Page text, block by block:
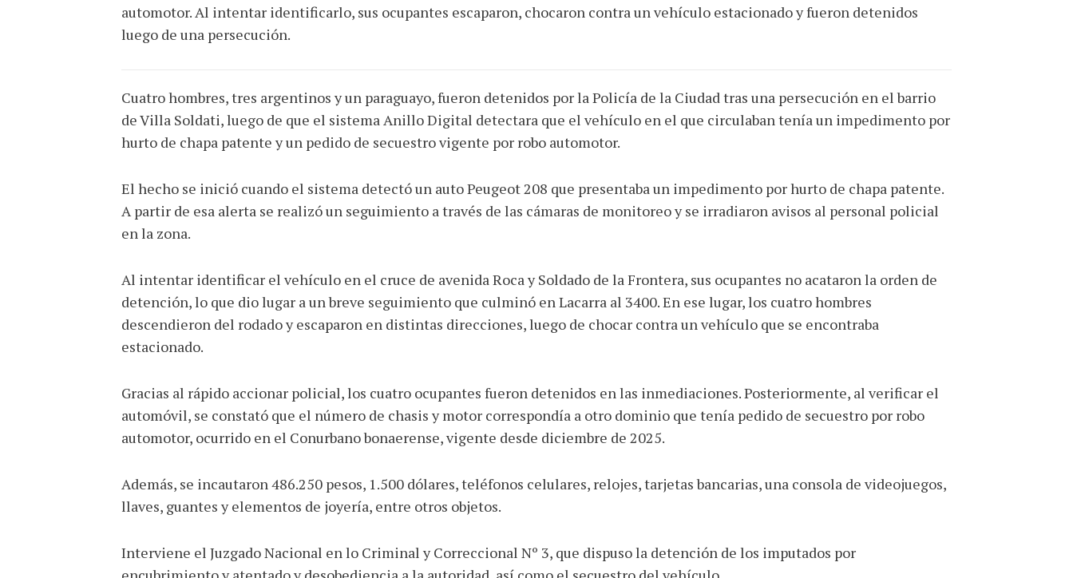
automotor. Al intentar identificarlo, sus ocupantes escaparon, chocaron contra un vehículo estacionado y fueron detenidos
luego de una persecución.
Cuatro hombres, tres argentinos y un paraguayo, fueron detenidos por la Policía de la Ciudad tras una persecución en el barrio
de Villa Soldati, luego de que el sistema Anillo Digital detectara que el vehículo en el que circulaban tenía un impedimento por
hurto de chapa patente y un pedido de secuestro vigente por robo automotor.
El hecho se inició cuando el sistema detectó un auto Peugeot 208 que presentaba un impedimento por hurto de chapa patente.
A partir de esa alerta se realizó un seguimiento a través de las cámaras de monitoreo y se irradiaron avisos al personal policial
en la zona.
Al intentar identificar el vehículo en el cruce de avenida Roca y Soldado de la Frontera, sus ocupantes no acataron la orden de
detención, lo que dio lugar a un breve seguimiento que culminó en Lacarra al 3400. En ese lugar, los cuatro hombres
descendieron del rodado y escaparon en distintas direcciones, luego de chocar contra un vehículo que se encontraba
estacionado.
Gracias al rápido accionar policial, los cuatro ocupantes fueron detenidos en las inmediaciones. Posteriormente, al verificar el
automóvil, se constató que el número de chasis y motor correspondía a otro dominio que tenía pedido de secuestro por robo
automotor, ocurrido en el Conurbano bonaerense, vigente desde diciembre de 2025.
Además, se incautaron 486.250 pesos, 1.500 dólares, teléfonos celulares, relojes, tarjetas bancarias, una consola de videojuegos,
llaves, guantes y elementos de joyería, entre otros objetos.
Interviene el Juzgado Nacional en lo Criminal y Correccional Nº 3, que dispuso la detención de los imputados por